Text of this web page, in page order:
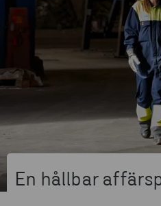
En hållbar